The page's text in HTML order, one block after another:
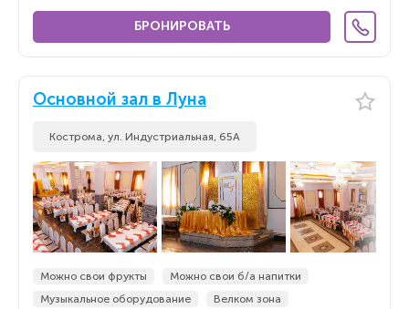
БРОНИРОВАТЬ
Основной зал в Луна
Кострома, ул. Индустриальная, 65А
Можно свои фрукты
Можно свои б/а напитки
Музыкальное оборудование
Велком зона